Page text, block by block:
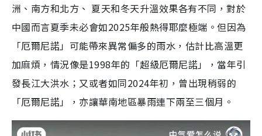
洲、南方和北方、 夏天和冬天升溫效果各有不同，對於
中國而言夏季未必會如2025年般熱得耶麼極端。但因為
「厄爾尼諾」可能帶來異常偏多的雨水，估計比高溫更
加麻煩，情況像是1998年的「超級厄爾尼諾」，當年引
發長江大洪水；又或者如同2024年初，曾出現稍弱的
「厄爾尼諾」，亦讓華南地區暴雨連下兩至三個月。